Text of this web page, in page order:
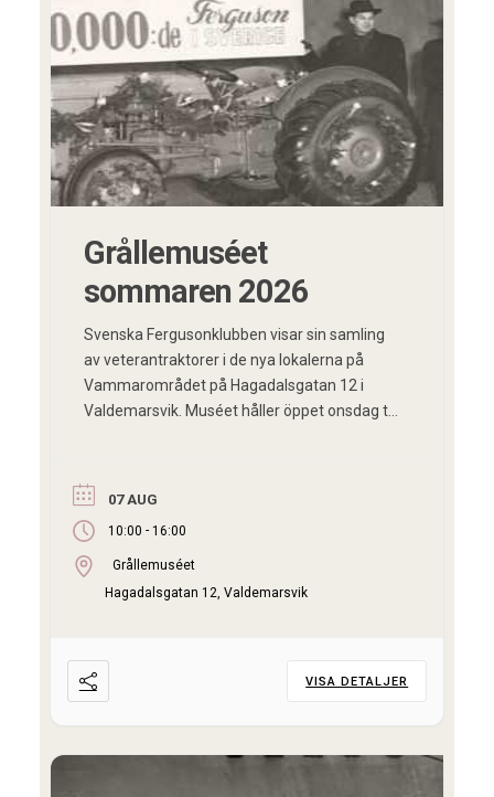
Grållemuséet
sommaren 2026
Svenska Fergusonklubben visar sin samling
av veterantraktorer i de nya lokalerna på
Vammarområdet på Hagadalsgatan 12 i
Valdemarsvik. Muséet håller öppet onsdag till
27 – 1/7, 2/7, 3/7, 4/7 V 28 – 8/7, 9/7, 10/7,
07 AUG
10:00 - 16:00
Grållemuséet
Hagadalsgatan 12, Valdemarsvik
VISA DETALJER